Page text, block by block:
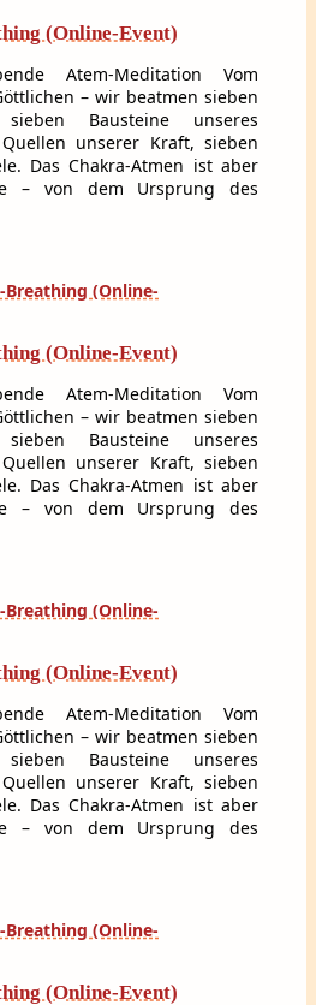
(Online-Event)
Atem-Meditation Vom
– wir beatmen sieben
Bausteine unseres
unserer Kraft, sieben
Das Chakra-Atmen ist aber
– von dem Ursprung des
(Online-Event)
Atem-Meditation Vom
– wir beatmen sieben
Bausteine unseres
unserer Kraft, sieben
Das Chakra-Atmen ist aber
– von dem Ursprung des
(Online-Event)
Atem-Meditation Vom
– wir beatmen sieben
Bausteine unseres
unserer Kraft, sieben
Das Chakra-Atmen ist aber
– von dem Ursprung des
(Online-Event)